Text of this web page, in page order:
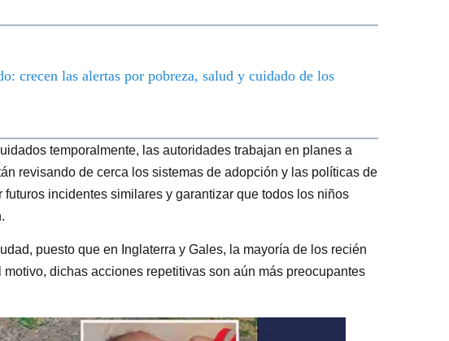
crecen las alertas por pobreza, salud y cuidado de los
temporalmente, las autoridades trabajan en planes a
revisando de cerca los sistemas de adopción y las políticas de
incidentes similares y garantizar que todos los niños
puesto que en Inglaterra y Gales, la mayoría de los recién
dichas acciones repetitivas son aún más preocupantes